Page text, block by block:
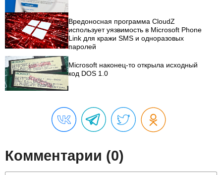
Вредоносная программа CloudZ
использует уязвимость в Microsoft Phone
Link для кражи SMS и одноразовых
паролей
Microsoft наконец-то открыла исходный
код DOS 1.0
Комментарии (0)